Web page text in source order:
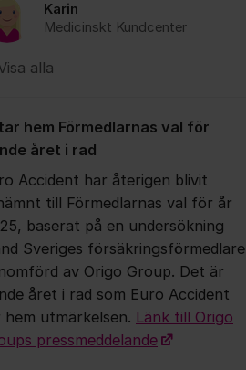
Karin
Medicinskt Kundcenter
alla
hem Förmedlarnas val för
året i rad
Accident har återigen blivit
till Förmedlarnas val för år
baserat på en undersökning
Sveriges försäkringsförmedlare
av Origo Group. Det är
året i rad som Euro Accident
hem utmärkelsen. Länk till Origo
pressmeddelande